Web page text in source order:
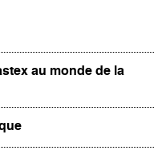
au monde de la